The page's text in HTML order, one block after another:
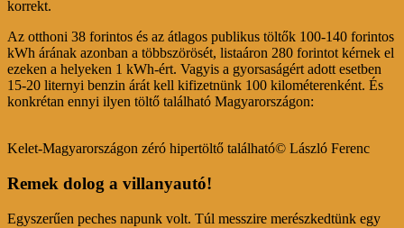
korrekt.
Az otthoni 38 forintos és az átlagos publikus töltők 100-140 forintos
kWh árának azonban a többszörösét, listaáron 280 forintot kérnek el
ezeken a helyeken 1 kWh-ért. Vagyis a gyorsaságért adott esetben
15-20 liternyi benzin árát kell kifizetnünk 100 kilométerenként. És
konkrétan ennyi ilyen töltő található Magyarországon:
Kelet-Magyarországon zéró hipertöltő található© László Ferenc
Remek dolog a villanyautó!
Egyszerűen peches napunk volt. Túl messzire merészkedtünk egy